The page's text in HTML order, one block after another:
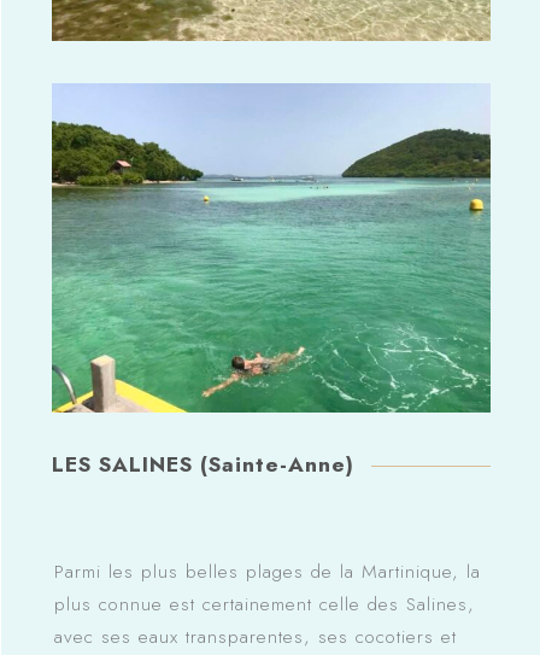
LES SALINES (Sainte-Anne)
Parmi les plus belles plages de la Martinique, la
plus connue est certainement celle des Salines,
avec ses eaux transparentes, ses cocotiers et